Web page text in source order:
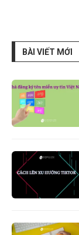
BÀI VIẾT MỚI